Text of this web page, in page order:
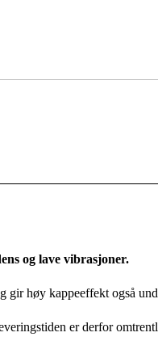
og lave vibrasjoner.
gir høy kappeeffekt også
er derfor